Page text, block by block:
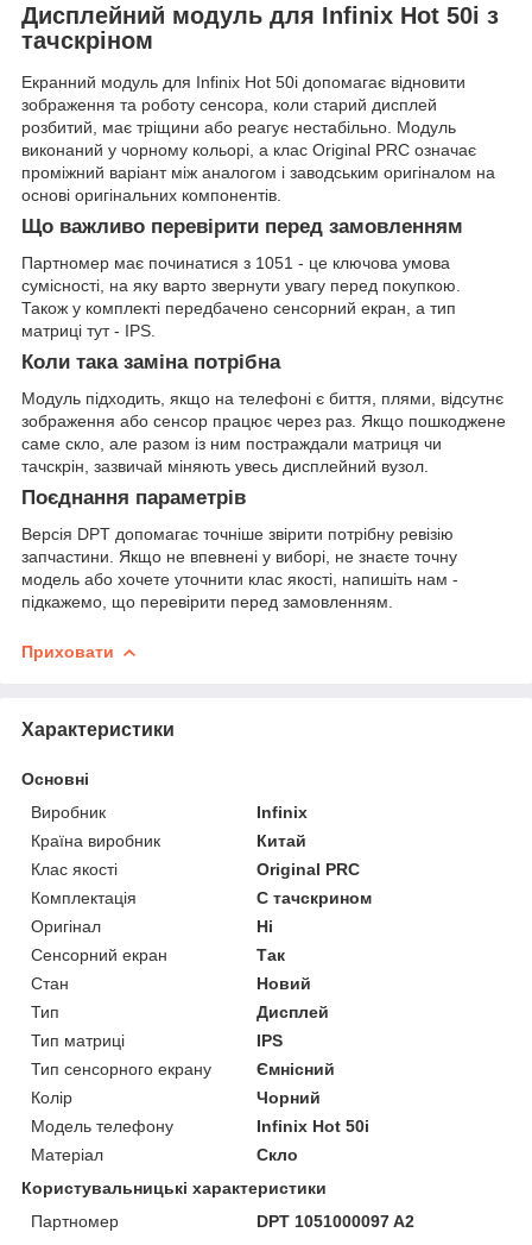
Дисплейний модуль для Infinix Hot 50i з
тачскріном
Екранний модуль для Infinix Hot 50i допомагає відновити
зображення та роботу сенсора, коли старий дисплей
розбитий, має тріщини або реагує нестабільно. Модуль
виконаний у чорному кольорі, а клас Original PRC означає
проміжний варіант між аналогом і заводським оригіналом на
основі оригінальних компонентів.
Що важливо перевірити перед замовленням
Партномер має починатися з 1051 - це ключова умова
сумісності, на яку варто звернути увагу перед покупкою.
Також у комплекті передбачено сенсорний екран, а тип
матриці тут - IPS.
Коли така заміна потрібна
Модуль підходить, якщо на телефоні є биття, плями, відсутнє
зображення або сенсор працює через раз. Якщо пошкоджене
саме скло, але разом із ним постраждали матриця чи
тачскрін, зазвичай міняють увесь дисплейний вузол.
Поєднання параметрів
Версія DPT допомагає точніше звірити потрібну ревізію
запчастини. Якщо не впевнені у виборі, не знаєте точну
модель або хочете уточнити клас якості, напишіть нам -
підкажемо, що перевірити перед замовленням.
Приховати
Характеристики
Основні
Виробник
Infinix
Країна виробник
Китай
Клас якості
Original PRC
Комплектація
С тачскрином
Оригінал
Ні
Сенсорний екран
Так
Стан
Новий
Тип
Дисплей
Тип матриці
IPS
Тип сенсорного екрану
Ємнісний
Колір
Чорний
Модель телефону
Infinix Hot 50i
Матеріал
Скло
Користувальницькі характеристики
Партномер
DPT 1051000097 A2